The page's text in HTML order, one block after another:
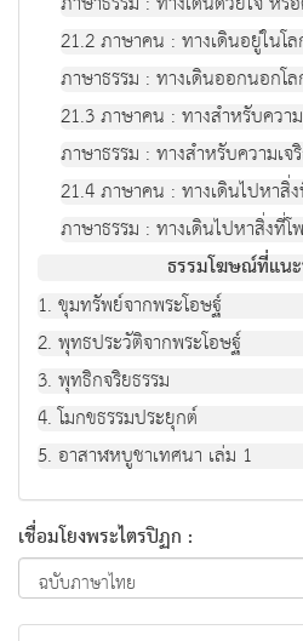
21.2 ภาษาคน : ทางเดินอยู่ในโ
ภาษาธรรม : ทางเดินออกนอกโ
21.3 ภาษาคน : ทางสำหรับควา
ภาษาธรรม : ทางสำหรับความเจ
21.4 ภาษาคน : ทางเดินไปหาสิ่
ภาษาธรรม : ทางเดินไปหาสิ่งที่
ธรรมโฆษณ์ที่แน
1. ขุมทรัพย์จากพระโอษฐ์
2. พุทธประวัติจากพระโอษฐ์
3. พุทธิกจริยธรรม
4. โมกขธรรมประยุกต์
5. อาสาฬหบูชาเทศนา เล่ม 1
เชื่อมโยงพระไตรปิฏก :